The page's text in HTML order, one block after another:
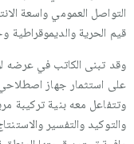
التواصل العمومي واسعة
قيم الحرية والديموقراطية
وقد تبنى الكاتب في عرضه
على استثمار جهاز
وتتفاعل معه بنية تركيبة
والتوكيد والتفسير